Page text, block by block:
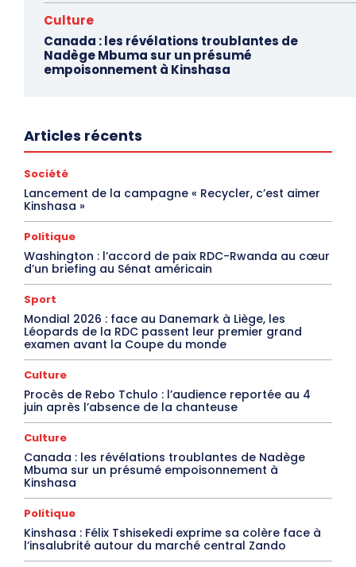
Culture
Canada : les révélations troublantes de
Nadège Mbuma sur un présumé
empoisonnement à Kinshasa
Articles récents
Société
Lancement de la campagne « Recycler, c’est aimer
Kinshasa »
Politique
Washington : l’accord de paix RDC-Rwanda au cœur
d’un briefing au Sénat américain
Sport
Mondial 2026 : face au Danemark à Liège, les
Léopards de la RDC passent leur premier grand
examen avant la Coupe du monde
Culture
Procès de Rebo Tchulo : l’audience reportée au 4
juin après l’absence de la chanteuse
Culture
Canada : les révélations troublantes de Nadège
Mbuma sur un présumé empoisonnement à
Kinshasa
Politique
Kinshasa : Félix Tshisekedi exprime sa colère face à
l’insalubrité autour du marché central Zando